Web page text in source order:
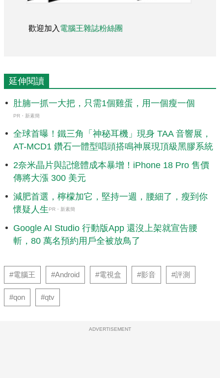
歡迎加入電腦王雜誌粉絲團
延伸閱讀
肚腩一抓一大把，只需1個雞蛋，用一個瘦一個
PR・新素簡
全球首曝！鐵三角「神秘耳機」現身 TAA 音響展，
AT-MCD1 鑽石一體型唱頭搭鳴神展現頂級黑膠系統
2奈米晶片與記憶體成本暴增！iPhone 18 Pro 售價
傳將大漲 300 美元
減肥首選，檸檬加它，堅持一週，腰細了，瘦到你
懷疑人生 PR・新素簡
Google AI Studio 行動版App 還沒上架就宣告腰
斬，80 萬名預約用戶全被放鳥了
#電腦王 #Android #電視盒 #影音 #評測
#qon #qtv
ADVERTISEMENT